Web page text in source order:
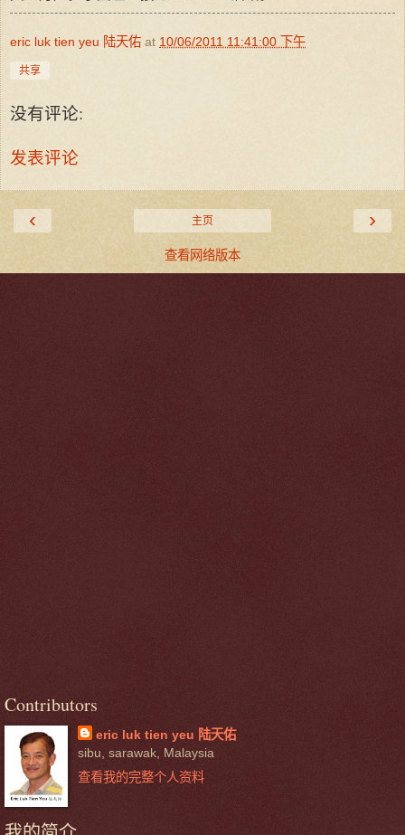
eric luk tien yeu 陆天佑 at 10/06/2011 11:41:00 下午
共享
没有评论:
发表评论
‹ ›
主页
查看网络版本
Contributors
eric luk tien yeu 陆天佑
sibu, sarawak, Malaysia
查看我的完整个人资料